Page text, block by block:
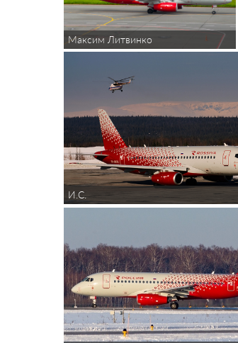
Максим Литвинко
И.С.